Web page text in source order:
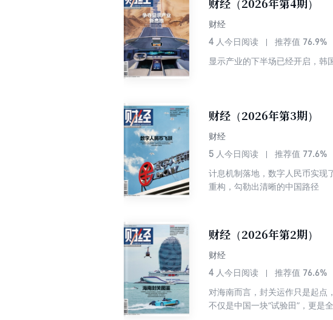
财经（2026年第4期）
财经
4 人今日阅读 推荐值 76.9%
显示产业的下半场已经开启，韩
财经（2026年第3期）
财经
5 人今日阅读 推荐值 77.6%
计息机制落地，数字人民币实现
重构，勾勒出清晰的中国路径
财经（2026年第2期）
财经
4 人今日阅读 推荐值 76.6%
对海南而言，封关运作只是起点
不仅是中国一块“试验田”，更是